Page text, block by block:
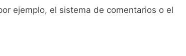
ejemplo, el sistema de comentarios o el